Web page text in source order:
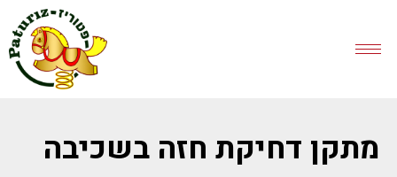
מתקן דחיקת חזה בשכיבה